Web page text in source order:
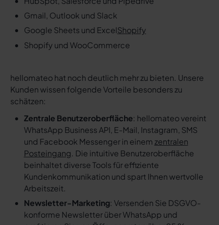
Gmail, Outlook und Slack
Google Sheets und ExcelShopify
Shopify und WooCommerce
hellomateo hat noch deutlich mehr zu bieten. Unsere
Kunden wissen folgende Vorteile besonders zu
schätzen:
Zentrale Benutzeroberfläche: hellomateo vereint
WhatsApp Business API, E-Mail, Instagram, SMS
und Facebook Messenger in einem zentralen
Posteingang. Die intuitive Benutzeroberfläche
beinhaltet diverse Tools für effiziente
Kundenkommunikation und spart Ihnen wertvolle
Arbeitszeit.
Newsletter-Marketing: Versenden Sie DSGVO-
konforme Newsletter über WhatsApp und